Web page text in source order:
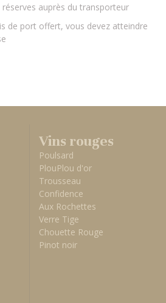
réserves auprès du transporteur
de port offert, vous devez atteindre
Vins rouges
Poulsard
PlouPlou d'or
Trousseau
Confidence
Aux Rochettes
Verre Tige
Chouette Rouge
Pinot noir